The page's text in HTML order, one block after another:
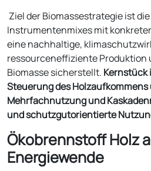
Ziel der Biomassestrategie ist
Instrumentenmixes mit
eine nachhaltige,
ressourceneffiziente Produktion
Biomasse sicherstellt. Kernstück
Steuerung des
Mehrfachnutzung und
und schutzgutorientierte
Ökobrennstoff Holz
Energiewende